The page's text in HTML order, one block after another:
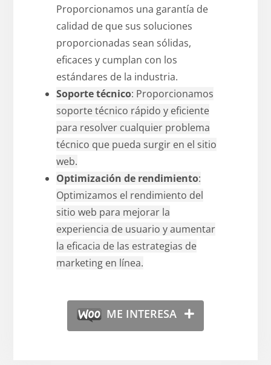
Proporcionamos una garantía de
calidad de que sus soluciones
proporcionadas sean sólidas,
eficaces y cumplan con los
estándares de la industria.
Soporte técnico: Proporcionamos
soporte técnico rápido y eficiente
para resolver cualquier problema
técnico que pueda surgir en el sitio
web.
Optimización de rendimiento:
Optimizamos el rendimiento del
sitio web para mejorar la
experiencia de usuario y aumentar
la eficacia de las estrategias de
marketing en línea.
ME INTERESA